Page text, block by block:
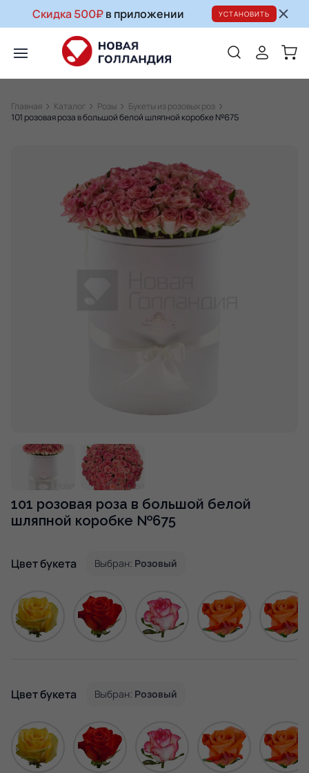
Скидка 500₽в приложении УСТАНОВИТЬ
Главная Каталог Розы
Букеты из розовых роз
101 розовая роза в большой белой шляпной коробке №675
101 розовая роза в большой белой
шляпной коробке №675
Цвет букета Выбран: Розовый
Цвет букета Выбран: Розовый